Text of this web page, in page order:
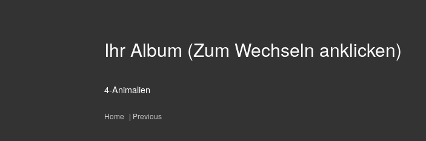
Ihr Album (Zum Wechseln anklicken)
4-Animalien
Home | Previous